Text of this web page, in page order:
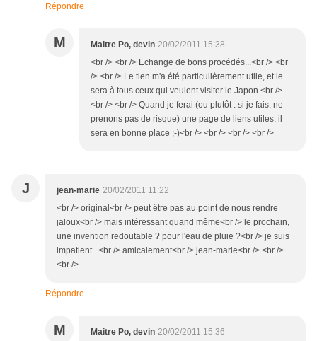
Répondre
M Maitre Po, devin 20/02/2011 15:38
<br /> <br /> Echange de bons procédés...<br /> <br
/> <br /> Le tien m'a été particulièrement utile, et le
sera à tous ceux qui veulent visiter le Japon.<br />
<br /> <br /> Quand je ferai (ou plutôt : si je fais, ne
prenons pas de risque) une page de liens utiles, il
sera en bonne place ;-)<br /> <br /> <br /> <br />
J jean-marie 20/02/2011 11:22
<br /> original<br /> peut être pas au point de nous rendre
jaloux<br /> mais intéressant quand même<br /> le prochain,
une invention redoutable ? pour l'eau de pluie ?<br /> je suis
impatient...<br /> amicalement<br /> jean-marie<br /> <br />
<br />
Répondre
M Maitre Po, devin 20/02/2011 15:36